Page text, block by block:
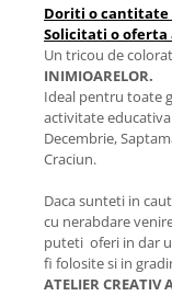
Doriti o cantitate
Solicitati o oferta
Un tricou de
INIMIOARELOR.
Ideal pentru toate
activitate
Decembrie,
Craciun.
Daca sunteti in
cu nerabdare
puteti oferi in dar
fi folosite si in
ATELIER CREATIV